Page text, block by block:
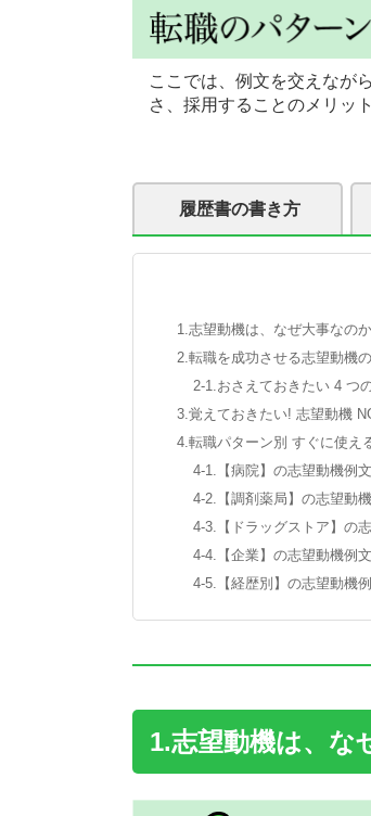
ここでは、例文を交えなが
さ、採用することのメリッ
履歴書の書き方
1.志望動機は、なぜ大事なの
2.転職を成功させる志望動機
2-1.おさえておきたい 4 つ
3.覚えておきたい! 志望動機
4.転職パターン別 すぐに使え
4-1.【病院】の志望動機例文
4-2.【調剤薬局】の志望動
4-3.【ドラッグストア】の
4-4.【企業】の志望動機例文
4-5.【経歴別】の志望動機
1.志望動機は、な